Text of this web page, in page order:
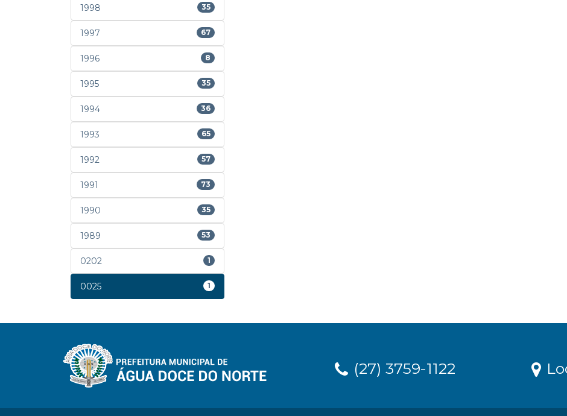
1998 35
1997 67
1996 8
1995 35
1994 36
1993 65
1992 57
1991 73
1990 35
1989 53
0202 1
0025 1
(27) 3759-1122